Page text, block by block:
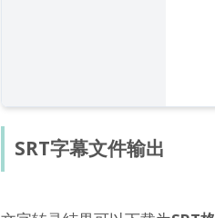
SRT字幕文件输出